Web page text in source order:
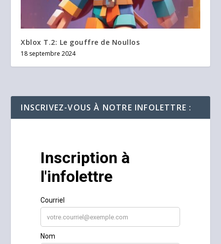
Xblox T.2: Le gouffre de Noullos
18 septembre 2024
INSCRIVEZ-VOUS À NOTRE INFOLETTRE :